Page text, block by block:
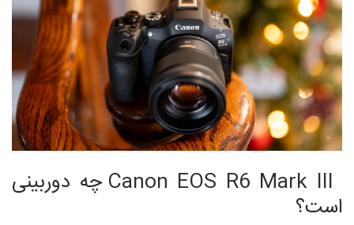
Canon EOS R6 Mark III چه دوربینی
است؟